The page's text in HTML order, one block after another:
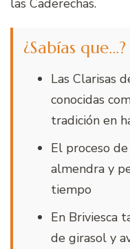
las Caderechas.
¿Sabías que…?
Las Clarisas
conocidas
tradición en
El proceso
almendra y
tiempo
En Briviesca
de girasol y